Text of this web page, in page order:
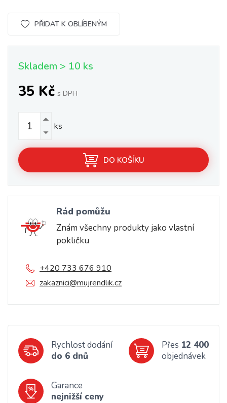
PŘIDAT K OBLÍBENÝM
Skladem > 10 ks
35 Kč s DPH
ks
DO KOŠÍKU
Rád pomůžu
Znám všechny produkty jako vlastní
pokličku
+420 733 676 910
zakaznici@mujrendlik.cz
Rychlost dodání
do 6 dnů
Přes 12 400
objednávek
Garance
nejnižší ceny